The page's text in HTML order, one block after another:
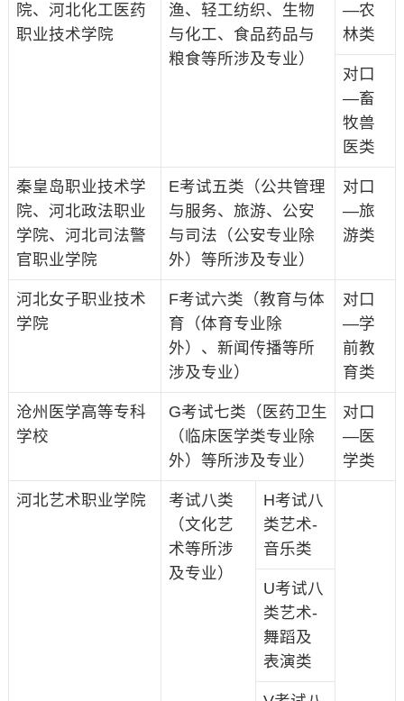
院、河北化工医药
职业技术学院
渔、轻工纺织、生物
与化工、食品药品与
粮食等所涉及专业）
—农
林类
对口
—畜
牧兽
医类
秦皇岛职业技术学
院、河北政法职业
学院、河北司法警
官职业学院
E考试五类（公共管理
与服务、旅游、公安
与司法（公安专业除
外）等所涉及专业）
对口
—旅
游类
河北女子职业技术
学院
F考试六类（教育与体
育（体育专业除
外）、新闻传播等所
涉及专业）
对口
—学
前教
育类
沧州医学高等专科
学校
G考试七类（医药卫生
（临床医学类专业除
外）等所涉及专业）
对口
—医
学类
河北艺术职业学院
考试八类
（文化艺
术等所涉
及专业）
H考试八
类艺术-
音乐类
U考试八
类艺术-
舞蹈及
表演类